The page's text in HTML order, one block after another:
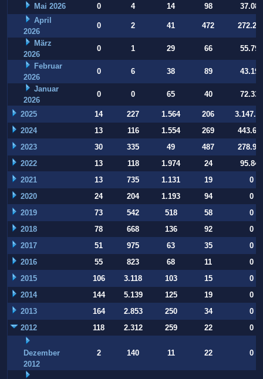
Mai 2026 0 4 14 98
37.084
April
2026
0 2 41 472
März
2026
0 1 29 66
55.794
Februar
2026
0 6 38 89
43.197
Januar
2026
0 0 65 40 72.332
2025 14 227 1.564 206
2024
13 116 1.554 269
2023
30 335 49 487
2022
13 118 1.974 24
95.847
2021
13 735 1.131 19
0
2020
24 204 1.193 94
0
2019
73 542 518 58
0
2018
78 668 136 92
0
2017
51 975 63 35
0
2016
55 823 68 11
0
2015
106 3.118 103 15
0
2014
144 5.139 125 19
0
2013
164 2.853 250 34
0
2012
118 2.312 259 22 0
Dezember
2012
2 140 11 22 0